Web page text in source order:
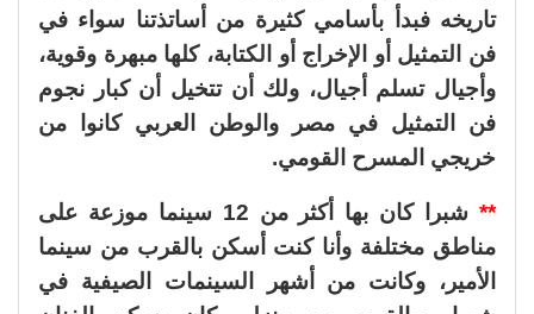
تاريخه فبدأ بأسامي كثيرة من أساتذتنا سواء في
فن التمثيل أو الإخراج أو الكتابة، كلها مبهرة وقوية،
وأجيال تسلم أجيال، ولك أن تتخيل أن كبار نجوم
فن التمثيل في مصر والوطن العربي كانوا من
خريجي المسرح القومي.
**
شبرا كان بها أكثر من 12 سينما موزعة على
مناطق مختلفة وأنا كنت أسكن بالقرب من سينما
الأمير، وكانت من أشهر السينمات الصيفية في